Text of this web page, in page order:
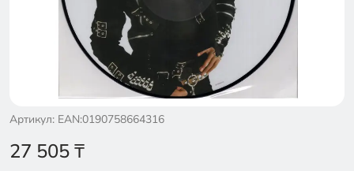
Артикул: EAN:0190758664316
27 505₸